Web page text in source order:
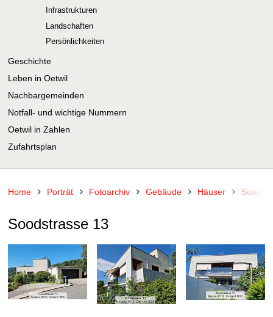
Infrastrukturen
Landschaften
Persönlichkeiten
Geschichte
Leben in Oetwil
Nachbargemeinden
Notfall- und wichtige Nummern
Oetwil in Zahlen
Zufahrtsplan
Home Porträt Fotoarchiv Gebäude Häuser
Soodstrasse 13